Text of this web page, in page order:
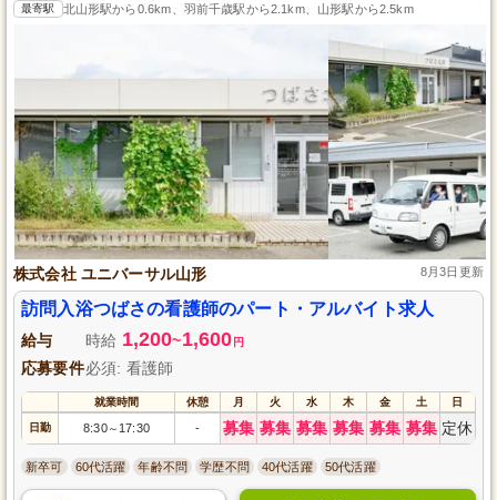
最寄駅 北山形駅から0.6km、羽前千歳駅から2.1km、山形駅から2.5km
株式会社 ユニバーサル山形 8月3日更新
訪問入浴つばさの看護師のパート・アルバイト求人
給与 時給 1,200~1,600 円
応募要件必須: 看護師
就業時間 休憩 月 火 水 木 金 土 日
日勤 8:30～ 17:30 - 募集 募集 募集 募集 募集 募集 定休
新卒可 60代活躍 年齢不問 学歴不問 40代活躍 50代活躍